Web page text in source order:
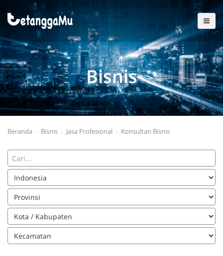
Bisnis
Beranda Bisnis Jasa Profesional Konsultan Bisnis